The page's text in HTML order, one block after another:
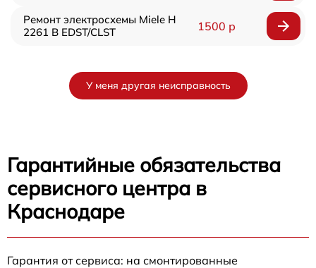
Ремонт электросхемы Miele H
2261 B EDST/CLST
1500 р
У меня другая неисправность
Гарантийные обязательства
сервисного центра в
Краснодаре
Гарантия от сервиса: на смонтированные